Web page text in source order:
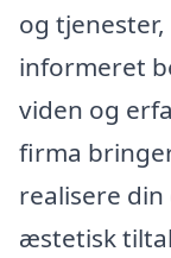
og
informeret
viden og
firma
realisere
æstetisk